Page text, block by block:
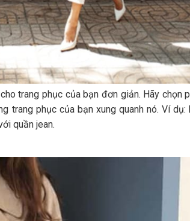
trang phục của bạn đơn giản. Hãy chọn
trang phục của bạn xung quanh nó. Ví
quần jean.